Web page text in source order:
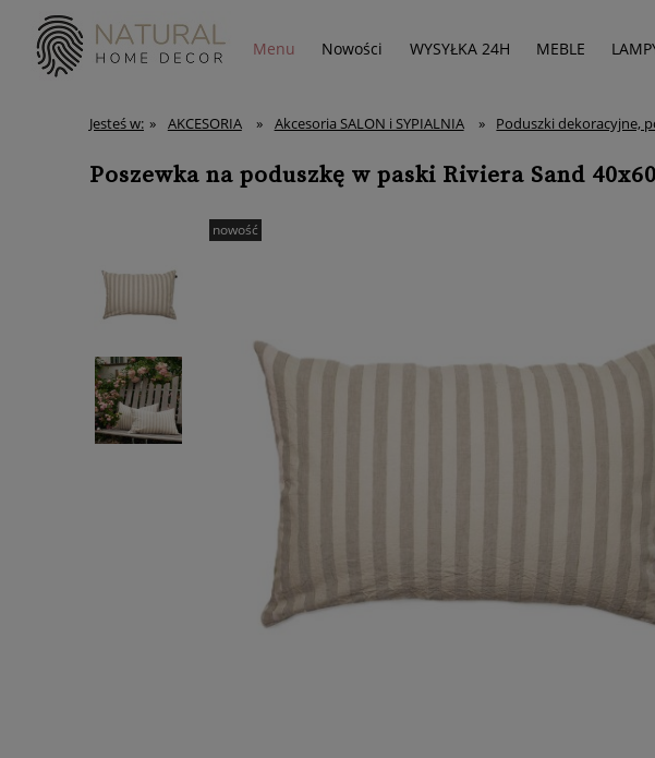
Menu Nowości WYSYŁKA 24H MEBLE
Jesteś w: » AKCESORIA » Akcesoria SALON i SYPIALNIA » Poduszki dekoracyjne,
Poszewka na poduszkę w paski Riviera Sand
nowość